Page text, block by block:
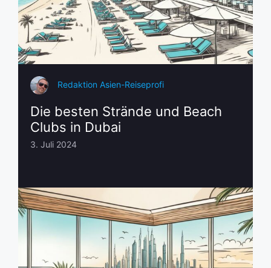
Redaktion Asien-Reiseprofi
Die besten Strände und Beach
Clubs in Dubai
3. Juli 2024